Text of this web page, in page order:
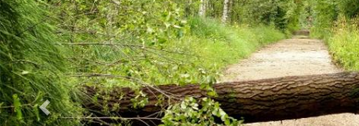
Poprzednie